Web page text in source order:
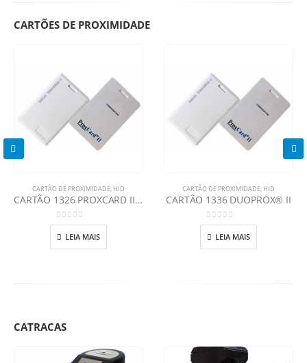
CARTÕES DE PROXIMIDADE
CARTÃO DE PROXIMIDADE, HID
CARTÃO 1326 PROXCARD II® CLAMSHELL
0out of 5
LEIA MAIS
CARTÃO DE PROXIMIDADE, HID
CARTÃO 1336 DUOPROX® II
0out of 5
LEIA MAIS
CATRACAS